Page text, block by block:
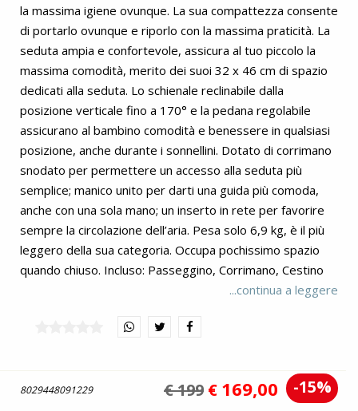
la massima igiene ovunque. La sua compattezza consente
di portarlo ovunque e riporlo con la massima praticità. La
seduta ampia e confortevole, assicura al tuo piccolo la
massima comodità, merito dei suoi 32 x 46 cm di spazio
dedicati alla seduta. Lo schienale reclinabile dalla
posizione verticale fino a 170° e la pedana regolabile
assicurano al bambino comodità e benessere in qualsiasi
posizione, anche durante i sonnellini. Dotato di corrimano
snodato per permettere un accesso alla seduta più
semplice; manico unito per darti una guida più comoda,
anche con una sola mano; un inserto in rete per favorire
sempre la circolazione dell’aria. Pesa solo 6,9 kg, è il più
leggero della sua categoria. Occupa pochissimo spazio
quando chiuso. Incluso: Passeggino, Corrimano, Cestino
porta oggetti. Dimensioni (LxAxP): aperto 51 x 104 x 82
...continua a leggere
€ 199 € 169,00 -15%
8029448091229